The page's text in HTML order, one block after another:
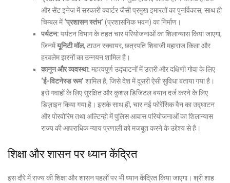
और सेंट इनेज़ में सरकारी क्वार्टर जैसी प्रमुख इमारतों का पुनर्विकास, साथ ही
चिम्बल में‘प्रशासन स्तंभ’ (प्रशासनिक भवन) का निर्माण।
पर्यटन: पर्यटन विभाग के तहत चार परियोजनाओं का शिलान्यास किया जाएगा,
जिनमेंयूनिटी मॉल, टाउन स्क्वायर, छत्रपति शिवाजी महाराज किला और
हरवलेम झरनों का उन्नयन शामिल है।
कानून और व्यवस्था: महत्वपूर्ण उद्घाटनों में उत्तरी और दक्षिणी गोवा के लिए
‘ई-विटनेस्ड रूम’ शामिल है, जिसे देश में दूसरी ऐसी सुविधा बताया गया है।
इसे गवाहों के लिए सुरक्षित और कुशल डिजिटल बयान दर्ज करने के लिए
डिज़ाइन किया गया है। इसके साथ ही, चार नई फोरेंसिक वैन का उद्घाटन
और पोरवोरिम तथा अल्टिन्हो में पुलिस आवास परियोजनाओं का शिलान्यास
राज्य की आपराधिक न्याय प्रणाली को मजबूत करने के उद्देश्य से है।
शिक्षा और शासन पर ध्यान केंद्रित
इस दौरे में राज्य की शिक्षा और शासन पहलों पर भी ध्यान केंद्रित किया जाएगा। श्री शाह